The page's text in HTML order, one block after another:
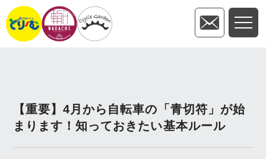
【重要】4月から自転車の「青切符」が始
まります！知っておきたい基本ルール